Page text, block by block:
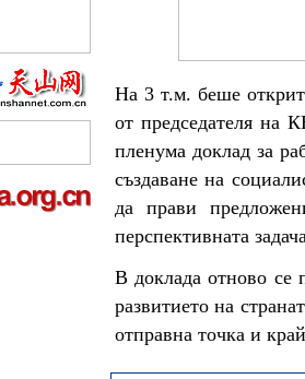
На 3 т.м. беше
от председателя на
пленума доклад за
създаване на
да прави
перспективната
В доклада отново се
развитието на
отправна точка и